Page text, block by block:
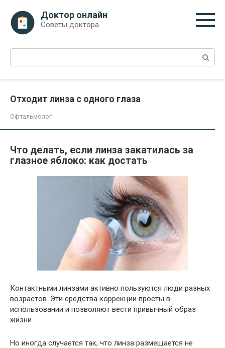
контенту
Доктор онлайн
Советы доктора
Поиск:
Отходит линза с одного глаза
Офтальмолог
Что делать, если линза закатилась за
глазное яблоко: как достать
Контактными линзами активно пользуются люди разных
возрастов. Эти средства коррекции просты в
использовании и позволяют вести привычный образ
жизни.
Но иногда случается так, что линза размещается не